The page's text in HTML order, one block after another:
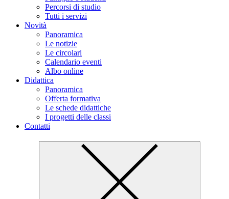
Percorsi di studio
Tutti i servizi
Novità
Panoramica
Le notizie
Le circolari
Calendario eventi
Albo online
Didattica
Panoramica
Offerta formativa
Le schede didattiche
I progetti delle classi
Contatti